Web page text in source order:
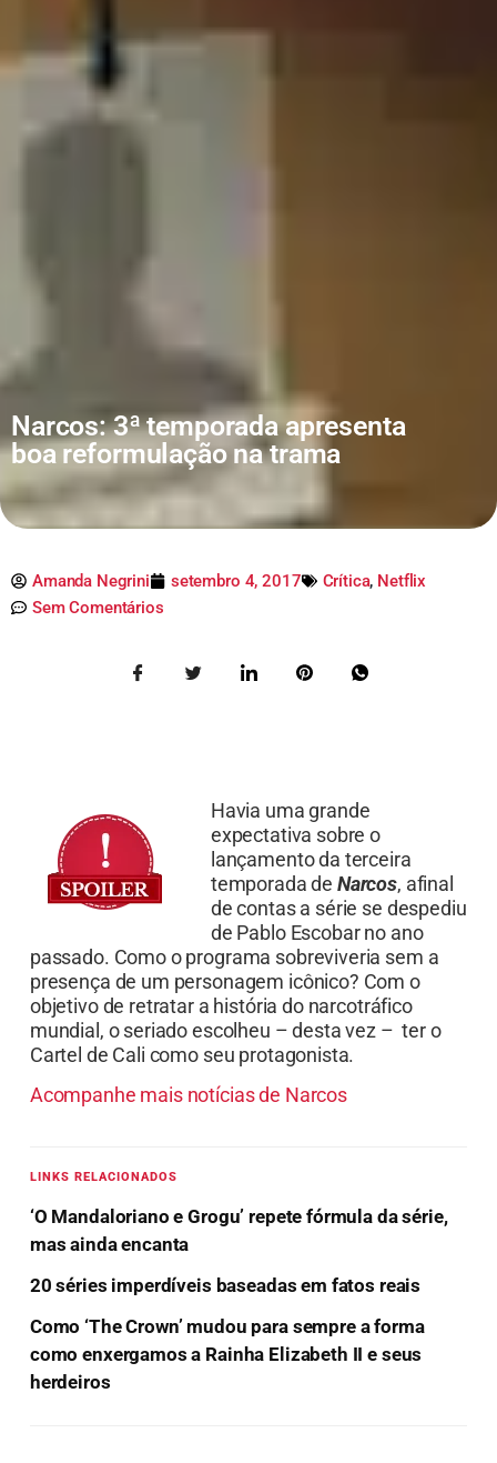
Narcos: 3ª temporada apresenta
boa reformulação na trama
Amanda Negrini setembro 4, 2017 Crítica, Netflix
Sem Comentários
Havia uma grande
expectativa sobre o
lançamento da terceira
temporada de Narcos, afinal
de contas a série se despediu
de Pablo Escobar no ano
passado. Como o programa sobreviveria sem a
presença de um personagem icônico? Com o
objetivo de retratar a história do narcotráfico
mundial, o seriado escolheu – desta vez – ter o
Cartel de Cali como seu protagonista.
Acompanhe mais notícias de Narcos
LINKS RELACIONADOS
‘O Mandaloriano e Grogu’ repete fórmula da série,
mas ainda encanta
20 séries imperdíveis baseadas em fatos reais
Como ‘The Crown’ mudou para sempre a forma
como enxergamos a Rainha Elizabeth II e seus
herdeiros